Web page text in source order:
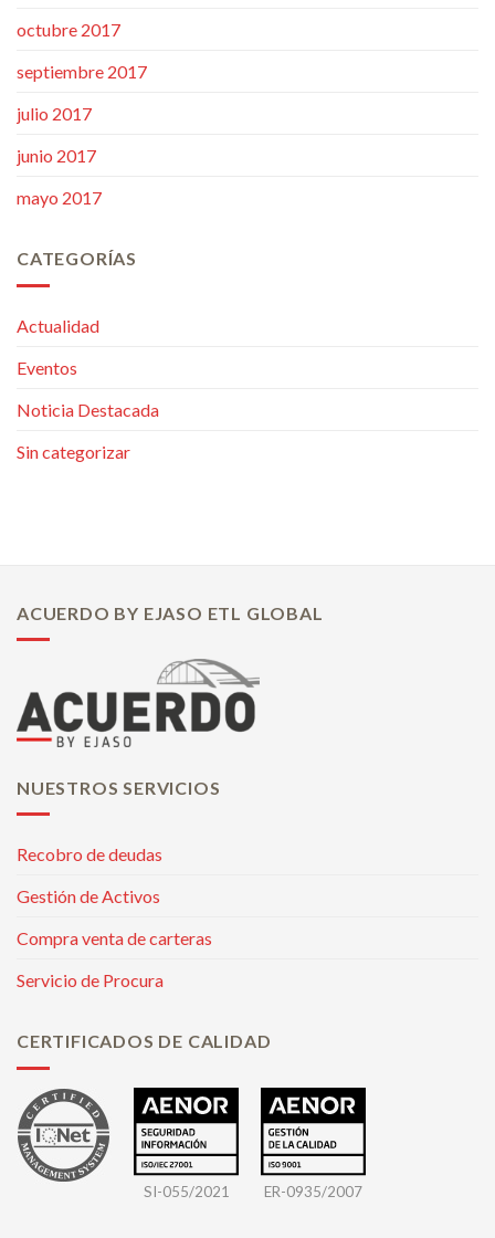
octubre 2017
septiembre 2017
julio 2017
junio 2017
mayo 2017
CATEGORÍAS
Actualidad
Eventos
Noticia Destacada
Sin categorizar
ACUERDO BY EJASO ETL GLOBAL
NUESTROS SERVICIOS
Recobro de deudas
Gestión de Activos
Compra venta de carteras
Servicio de Procura
CERTIFICADOS DE CALIDAD
SI-055/2021 ER-0935/2007